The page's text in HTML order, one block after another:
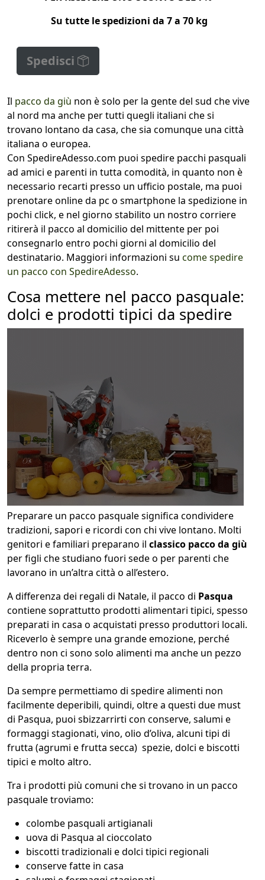
Su tutte le spedizioni da 7 a 70 kg
Spedisci
Il pacco da giù non è solo per la gente del sud che vive
al nord ma anche per tutti quegli italiani che si
trovano lontano da casa, che sia comunque una città
italiana o europea.
Con SpedireAdesso.com puoi spedire pacchi pasquali
ad amici e parenti in tutta comodità, in quanto non è
necessario recarti presso un ufficio postale, ma puoi
prenotare online da pc o smartphone la spedizione in
pochi click, e nel giorno stabilito un nostro corriere
ritirerà il pacco al domicilio del mittente per poi
consegnarlo entro pochi giorni al domicilio del
destinatario. Maggiori informazioni su come spedire
un pacco con SpedireAdesso.
Cosa mettere nel pacco pasquale:
dolci e prodotti tipici da spedire
Preparare un pacco pasquale significa condividere
tradizioni, sapori e ricordi con chi vive lontano. Molti
genitori e familiari preparano il classico pacco da giù
per figli che studiano fuori sede o per parenti che
lavorano in un’altra città o all’estero.
A differenza dei regali di Natale, il pacco di Pasqua
contiene soprattutto prodotti alimentari tipici, spesso
preparati in casa o acquistati presso produttori locali.
Riceverlo è sempre una grande emozione, perché
dentro non ci sono solo alimenti ma anche un pezzo
della propria terra.
Da sempre permettiamo di spedire alimenti non
facilmente deperibili, quindi, oltre a questi due must
di Pasqua, puoi sbizzarrirti con conserve, salumi e
formaggi stagionati, vino, olio d’oliva, alcuni tipi di
frutta (agrumi e frutta secca) spezie, dolci e biscotti
tipici e molto altro.
Tra i prodotti più comuni che si trovano in un pacco
pasquale troviamo:
colombe pasquali artigianali
uova di Pasqua al cioccolato
biscotti tradizionali e dolci tipici regionali
conserve fatte in casa